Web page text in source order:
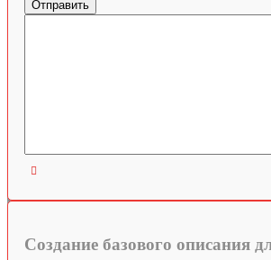

Создание базового описания